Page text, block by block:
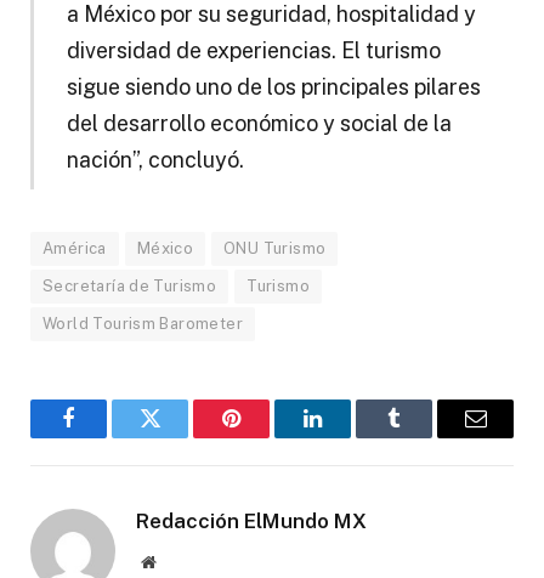
a México por su seguridad, hospitalidad y
diversidad de experiencias. El turismo
sigue siendo uno de los principales pilares
del desarrollo económico y social de la
nación”, concluyó.
América México ONU Turismo
Secretaría de Turismo Turismo
World Tourism Barometer
FacebookGorjeo Pinterest LinkedInTumblr
Correo
Redacción ElMundo MX
Sitio